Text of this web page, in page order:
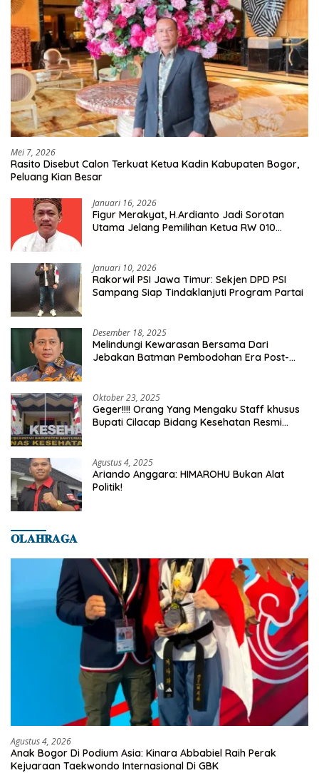
Mei 7, 2026
Rasito Disebut Calon Terkuat Ketua Kadin Kabupaten Bogor,
Peluang Kian Besar
Januari 16, 2026
Figur Merakyat, H.Ardianto Jadi Sorotan
Utama Jelang Pemilihan Ketua RW 010
Januari 10, 2026
Rakorwil PSI Jawa Timur: Sekjen DPD PSI
Sampang Siap Tindaklanjuti Program Partai
Desember 18, 2025
Melindungi Kewarasan Bersama Dari
Jebakan Batman Pembodohan Era Post-
Oktober 23, 2025
Geger!!!! Orang Yang Mengaku Staff khusus
Bupati Cilacap Bidang Kesehatan Resmi
Agustus 4, 2025
Ariando Anggara: HIMAROHU Bukan Alat
Politik!
𝐎𝐋𝐀𝐇𝐑𝐀𝐆𝐀
Agustus 4, 2026
Anak Bogor Di Podium Asia: Kinara Abbabiel Raih Perak
Kejuaraan Taekwondo Internasional Di GBK